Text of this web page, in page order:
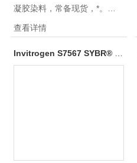
凝胶染料，常备现货，*。主
营Life Invitrogen产品，囊括
TRlzol ®Reagent、TRIZOL
LS Reagent 、B-27添加剂、
凝胶填料、常规化学试剂、培
查看详情
Invitrogen S7567 SYBR® Green I核酸凝胶染料